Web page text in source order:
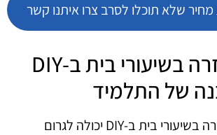
שלא תוכלו לסרב צרו איתנו קשר
מיתוס 1: עזרה בשיעורי בית ב-DIY
של התלמיד
יש המאמינים שעזרה בשיעורי בית ב-DIY יכולה לגרום